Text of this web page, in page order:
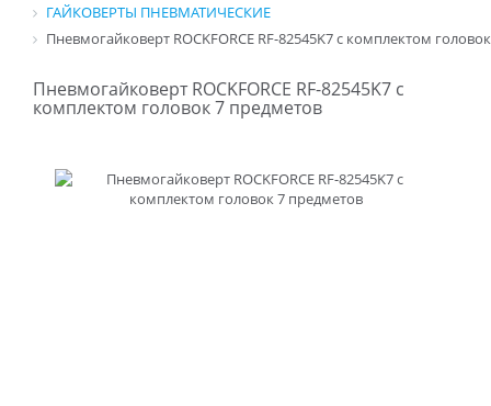
ГАЙКОВЕРТЫ ПНЕВМАТИЧЕСКИЕ
Пневмогайковерт ROCKFORCE RF-82545K7 с комплектом
Пневмогайковерт ROCKFORCE RF-82545K7 с
комплектом головок 7 предметов